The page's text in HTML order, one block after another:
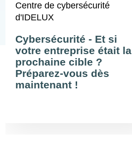
Centre de cybersécurité
d'IDELUX
Cybersécurité - Et si
votre entreprise était la
prochaine cible ?
Préparez-vous dès
maintenant !